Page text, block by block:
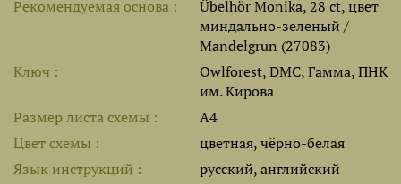
Рекомендуемая основа
Übelhör Monika, 28 ct, цвет
миндально-зеленый /
Mandelgrun (27083)
Ключ
Owlforest, DMC, Гамма, ПНК
им. Кирова
Размер листа cхемы
A4
Цвет схемы
цветная, чёрно-белая
Язык инструкций
русский, английский